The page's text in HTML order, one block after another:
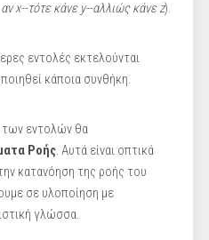
αν x--τότε κάνε y--αλλιώς κάνε z).
εντολές εκτελούνται
κάποια συνθήκη.
των εντολών θα
Ροής. Αυτά είναι οπτικά
κατανόηση της ροής του
σε υλοποίηση με
γλώσσα.